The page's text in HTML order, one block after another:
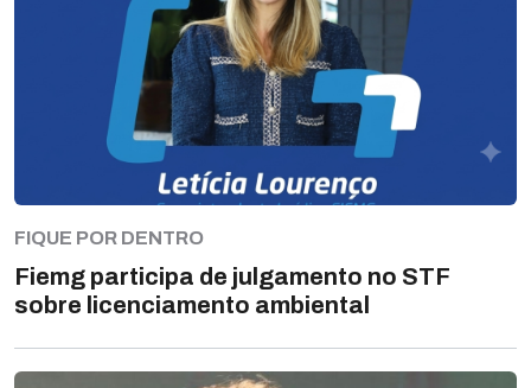
FIQUE POR DENTRO
Fiemg participa de julgamento no STF
sobre licenciamento ambiental